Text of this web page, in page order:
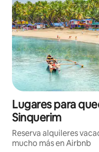
Lugares para
Sinquerim
Reserva alquileres
mucho más en Airbnb